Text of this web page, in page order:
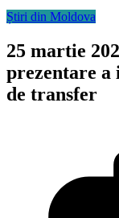
Știri din Moldova
25 martie
prezentare
de transfer